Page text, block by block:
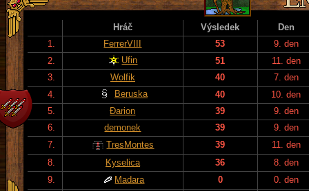
Hráč Výsledek
Den
1.
FerrerVIII 53
9. den
2.
Ufin 51
11. den
3.
Wolfik 40
7. den
4.
Beruska 40
10. den
5.
Đarion 39
9. den
6.
demonek 39
9. den
7.
TresMontes 39
11. den
8.
Kyselica 36
8. den
9.
Madara 0
0. den